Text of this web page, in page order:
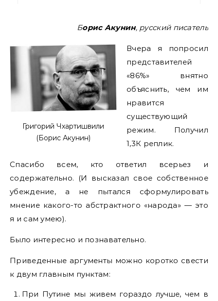
Борис Акунин, русский писатель
Григорий Чхартишвили
(Борис Акунин)
Вчера я попросил
представителей
«86%» внятно
объяснить, чем им
нравится
существующий
режим. Получил
1,3К реплик.
Спасибо всем, кто ответил всерьез и
содержательно. (И высказал свое собственное
убеждение, а не пытался сформулировать
мнение какого-то абстрактного «народа» — это
я и сам умею).
Было интересно и познавательно.
Приведенные аргументы можно коротко свести
к двум главным пунктам:
При Путине мы живем гораздо лучше, чем в